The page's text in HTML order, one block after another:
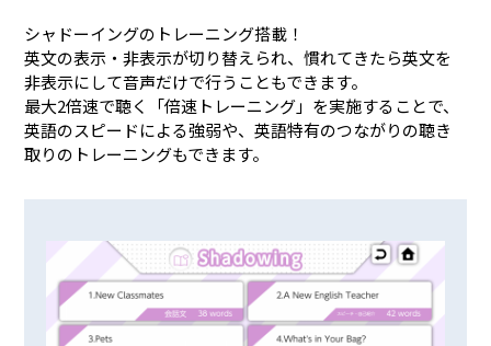
シャドーイングのトレーニング搭載！
英文の表示・非表示が切り替えられ、慣れてきたら英文を
非表示にして音声だけで行うこともできます。
最大2倍速で聴く「倍速トレーニング」を実施することで、
英語のスピードによる強弱や、英語特有のつながりの聴き
取りのトレーニングもできます。